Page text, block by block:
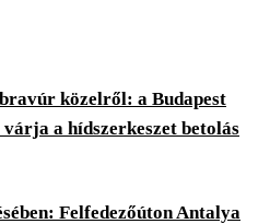
közelről: a Budapest
a hídszerkeszet betolás
Felfedezőúton Antalya